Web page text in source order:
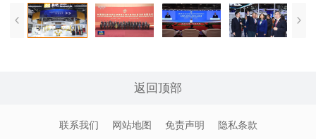
返回顶部
联系我们 网站地图 免责声明 隐私条款